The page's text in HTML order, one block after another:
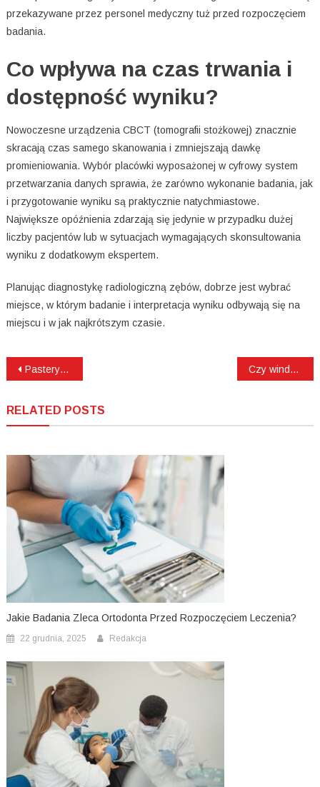
przekazywane przez personel medyczny tuż przed rozpoczęciem
badania.
Co wpływa na czas trwania i
dostępność wyniku?
Nowoczesne urządzenia CBCT (tomografii stożkowej) znacznie
skracają czas samego skanowania i zmniejszają dawkę
promieniowania. Wybór placówki wyposażonej w cyfrowy system
przetwarzania danych sprawia, że zarówno wykonanie badania, jak
i przygotowanie wyniku są praktycznie natychmiastowe.
Największe opóźnienia zdarzają się jedynie w przypadku dużej
liczby pacjentów lub w sytuacjach wymagających skonsultowania
wyniku z dodatkowym ekspertem.
Planując diagnostykę radiologiczną zębów, dobrze jest wybrać
miejsce, w którym badanie i interpretacja wyniku odbywają się na
miejscu i w jak najkrótszym czasie.
Nawigacja
Pasteryzator do lodów 30, 60 czy 120 litrów – jak dobrać pojemność? Czy windykator terenowy może odwiedzić firmę dłużnika?
RELATED POSTS
Jakie Badania Zleca Ortodonta Przed Rozpoczęciem Leczenia?
22 grudnia, 2025 Redakcja